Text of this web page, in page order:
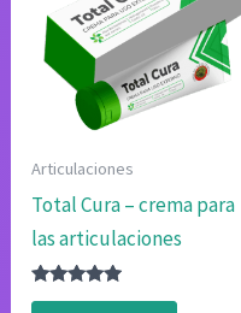
Articulaciones
Total Cura – crema para
las articulaciones
Valorado